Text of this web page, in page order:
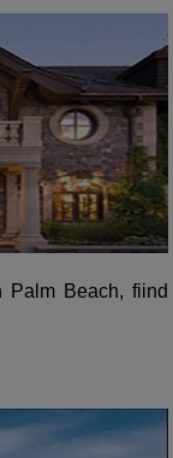
Palm Beach, fiind